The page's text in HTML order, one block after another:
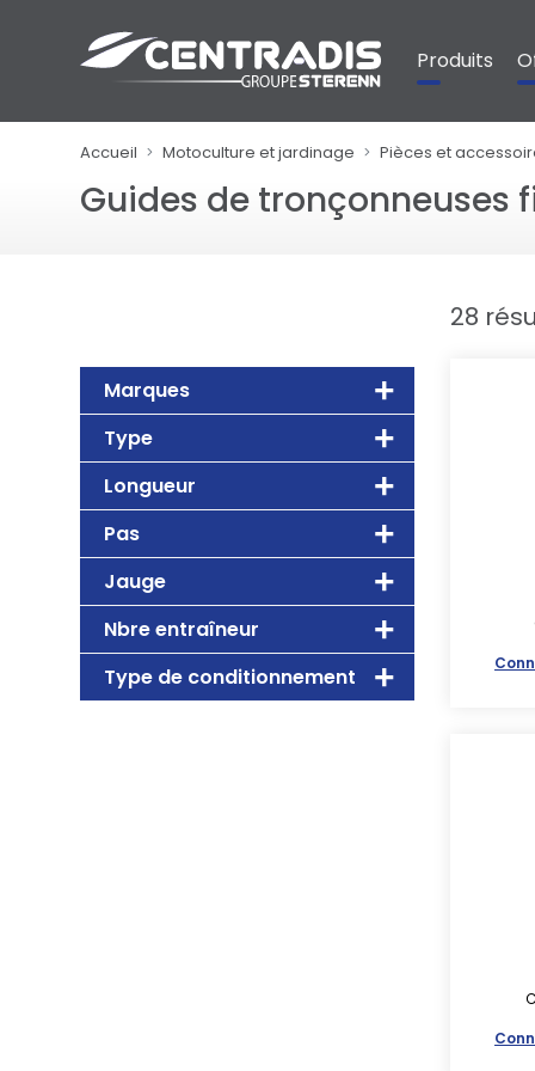
Produits
Accueil Motoculture et jardinage Pièces et
Guides de tronçonneuses
Marques
Type
Longueur
Pas
Jauge
Nbre entraîneur
Type de conditionnement
28